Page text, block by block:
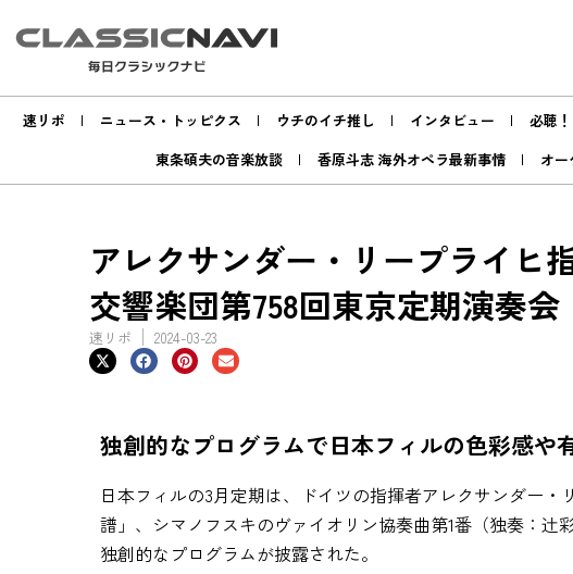
速リポ ニュース・トッピクス ウチのイチ推し インタビュー 必聴！
東条碩夫の音楽放談
香原斗志 海外オペラ最新事情 オー
アレクサンダー・リープライ
交響楽団第758回東京定期演奏会
速リポ 2024-03-23
独創的なプログラムで日本フィルの色彩感や
日本フィルの3月定期は、ドイツの指揮者アレクサンダー
譜」、シマノフスキのヴァイオリン協奏曲第1番（独奏：辻
独創的なプログラムが披露された。